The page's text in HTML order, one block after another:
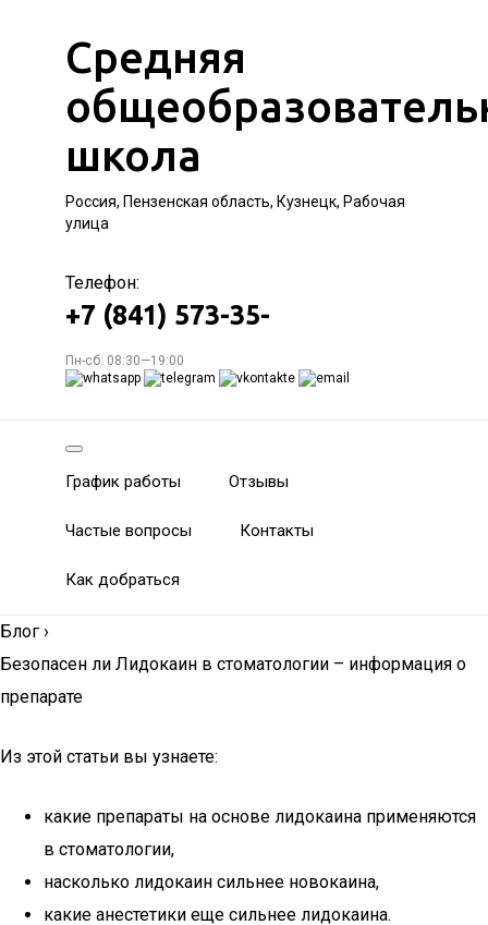
Средняя
школа
Россия, Пензенская область, Кузнецк, Рабочая
улица
Телефон:
+7 (841) 573-35-
Пн-сб: 08:30—19:00
График работы Отзывы
Частые вопросы Контакты
Как добраться
Блог ›
Безопасен ли Лидокаин в стоматологии – информация о
препарате
Из этой статьи вы узнаете:
какие препараты на основе лидокаина применяются
в стоматологии,
насколько лидокаин сильнее новокаина,
какие анестетики еще сильнее лидокаина.